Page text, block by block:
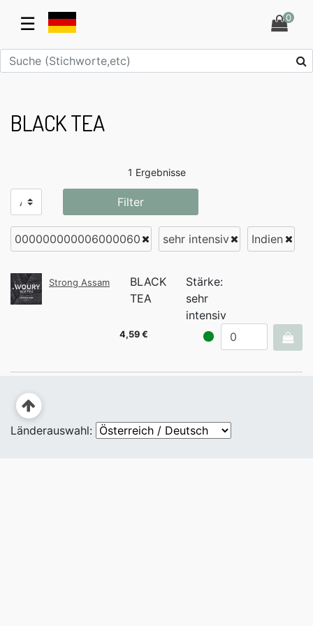
☰ 0
BLACK TEA
1 Ergebnisse
Filter
000000000006000060 sehr intensiv Indien
Strong Assam
BLACK
TEA
Stärke:
sehr
intensiv
4,59 €
Länderauswahl: